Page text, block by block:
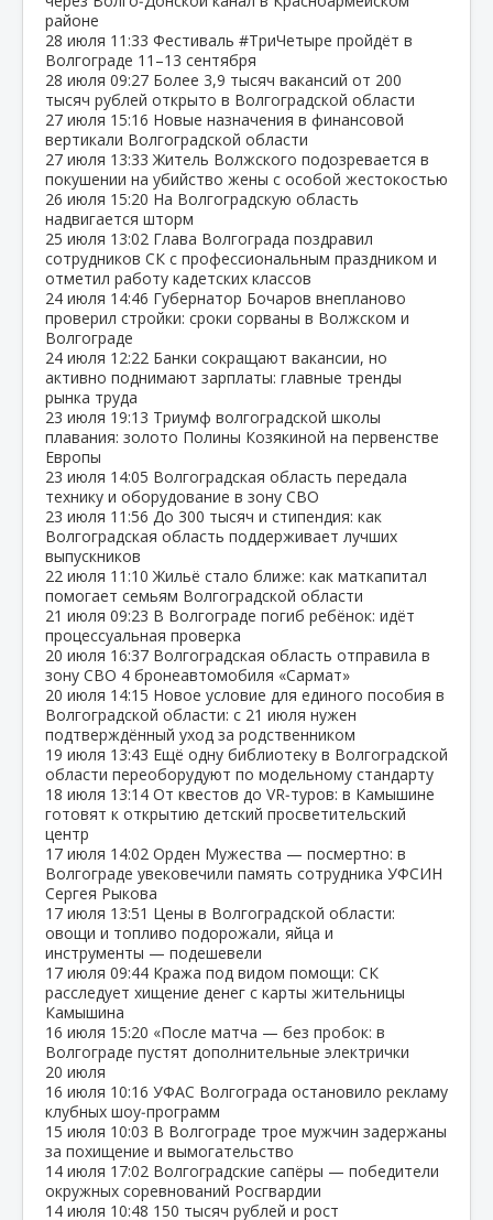
районе
28 июля 11:33 Фестиваль #ТриЧетыре пройдёт в
Волгограде 11–13 сентября
28 июля 09:27 Более 3,9 тысяч вакансий от 200
тысяч рублей открыто в Волгоградской области
27 июля 15:16 Новые назначения в финансовой
вертикали Волгоградской области
27 июля 13:33 Житель Волжского подозревается в
покушении на убийство жены с особой жестокостью
26 июля 15:20 На Волгоградскую область
надвигается шторм
25 июля 13:02 Глава Волгограда поздравил
сотрудников СК с профессиональным праздником и
отметил работу кадетских классов
24 июля 14:46 Губернатор Бочаров внепланово
проверил стройки: сроки сорваны в Волжском и
Волгограде
24 июля 12:22 Банки сокращают вакансии, но
активно поднимают зарплаты: главные тренды
рынка труда
23 июля 19:13 Триумф волгоградской школы
плавания: золото Полины Козякиной на первенстве
Европы
23 июля 14:05 Волгоградская область передала
технику и оборудование в зону СВО
23 июля 11:56 До 300 тысяч и стипендия: как
Волгоградская область поддерживает лучших
выпускников
22 июля 11:10 Жильё стало ближе: как маткапитал
помогает семьям Волгоградской области
21 июля 09:23 В Волгограде погиб ребёнок: идёт
процессуальная проверка
20 июля 16:37 Волгоградская область отправила в
зону СВО 4 бронеавтомобиля «Сармат»
20 июля 14:15 Новое условие для единого пособия в
Волгоградской области: с 21 июля нужен
подтверждённый уход за родственником
19 июля 13:43 Ещё одну библиотеку в Волгоградской
области переоборудуют по модельному стандарту
18 июля 13:14 От квестов до VR‑туров: в Камышине
готовят к открытию детский просветительский
центр
17 июля 14:02 Орден Мужества — посмертно: в
Волгограде увековечили память сотрудника УФСИН
Сергея Рыкова
17 июля 13:51 Цены в Волгоградской области:
овощи и топливо подорожали, яйца и
инструменты — подешевели
17 июля 09:44 Кража под видом помощи: СК
расследует хищение денег с карты жительницы
Камышина
16 июля 15:20 «После матча — без пробок: в
Волгограде пустят дополнительные электрички
20 июля
16 июля 10:16 УФАС Волгограда остановило рекламу
клубных шоу‑программ
15 июля 10:03 В Волгограде трое мужчин задержаны
за похищение и вымогательство
14 июля 17:02 Волгоградские сапёры — победители
окружных соревнований Росгвардии
14 июля 10:48 150 тысяч рублей и рост